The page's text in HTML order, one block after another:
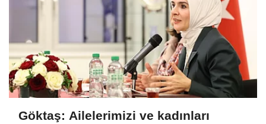
Göktaş: Ailelerimizi ve kadınları